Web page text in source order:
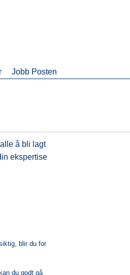
Jobb Posten
å bli lagt
ekspertise
blir du for
du godt gå